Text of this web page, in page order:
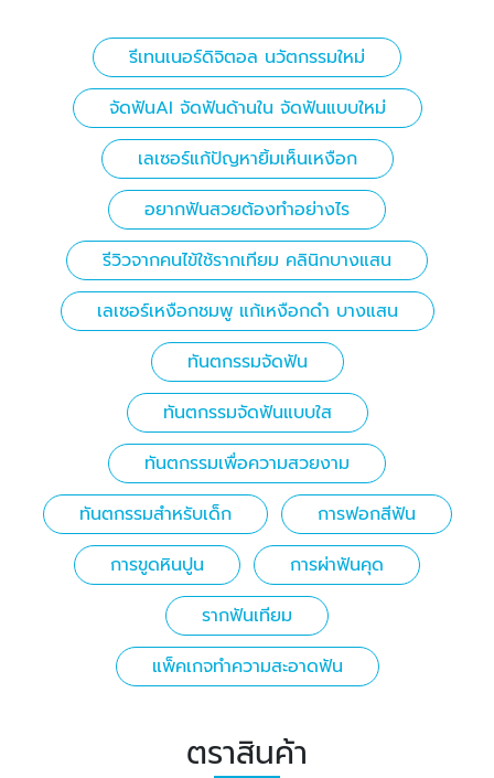
รีเทนเนอร์ดิจิตอล นวัตกรรมใหม่
จัดฟันAI จัดฟันด้านใน จัดฟันแบบใหม่
เลเซอร์แก้ปัญหายิ้มเห็นเหงือก
อยากฟันสวยต้องทำอย่างไร
รีวิวจากคนไข้ใช้รากเทียม คลินิกบางแสน
เลเซอร์เหงือกชมพู แก้เหงือกดำ บางแสน
ทันตกรรมจัดฟัน
ทันตกรรมจัดฟันแบบใส
ทันตกรรมเพื่อความสวยงาม
ทันตกรรมสำหรับเด็ก
การฟอกสีฟัน
การขูดหินปูน
การผ่าฟันคุด
รากฟันเทียม
แพ็คเกจทำความสะอาดฟัน
ตราสินค้า